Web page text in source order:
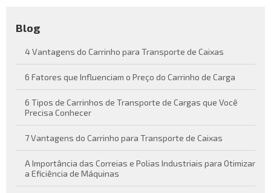
Blog
4 Vantagens do Carrinho para Transporte de Caixas
6 Fatores que Influenciam o Preço do Carrinho de Carga
6 Tipos de Carrinhos de Transporte de Cargas que Você
Precisa Conhecer
7 Vantagens do Carrinho para Transporte de Caixas
A Importância das Correias e Polias Industriais para Otimizar
a Eficiência de Máquinas